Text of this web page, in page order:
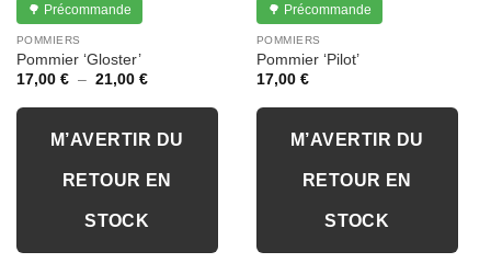
🌳 Précommande
POMMIERS
Pommier ‘Gloster’
17,00 € – 21,00 €Plage
prix :
à
21,00 €
M’AVERTIR DU
RETOUR EN
STOCK
🌳 Précommande
POMMIERS
Pommier ‘Pilot’
17,00 €
M’AVERTIR DU
RETOUR EN
STOCK